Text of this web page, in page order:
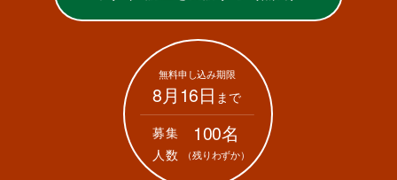
無料申し込み期限
8月16日 まで
募集
人数
100名
（残りわずか）